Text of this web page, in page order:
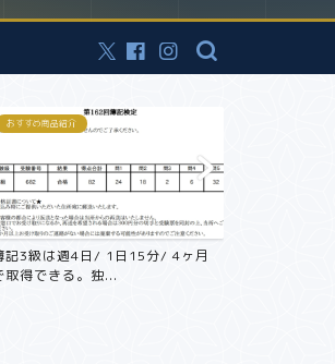
おすすめ商品紹介
記3級は週4日/ 1日15分/ 4ヶ月
取得できる。独...